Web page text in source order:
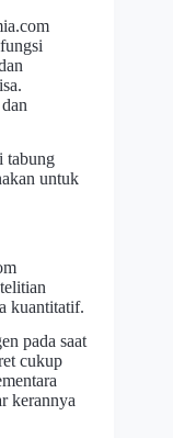
tabung
untuk
kuantitatif.
pada saat
cukup
kerannya